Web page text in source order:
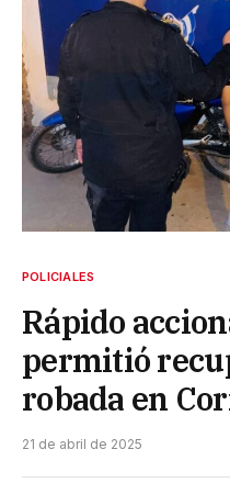
POLICIALES
Rápido
permitió
robada en
21 de abril de 2025